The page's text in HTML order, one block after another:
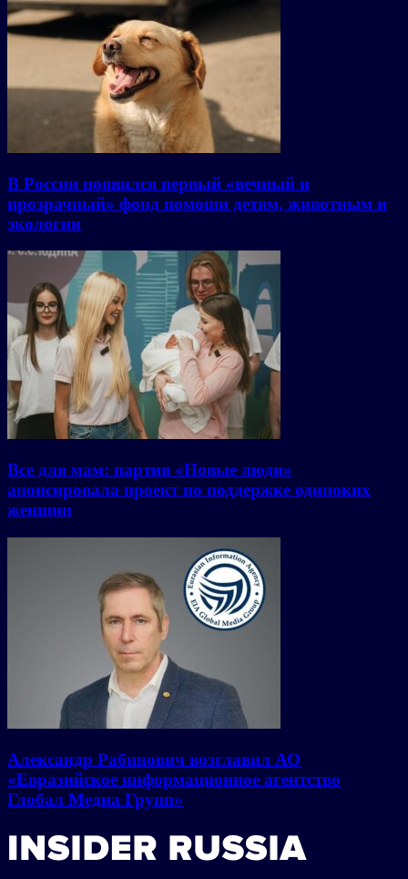
В России появился первый «вечный и
прозрачный» фонд помощи детям, животным и
экологии
Все для мам: партия «Новые люди»
анонсировала проект по поддержке одиноких
женщин
Александр Рабинович возглавил АО
«Евразийское информационное агентство
Глобал Медиа Групп»